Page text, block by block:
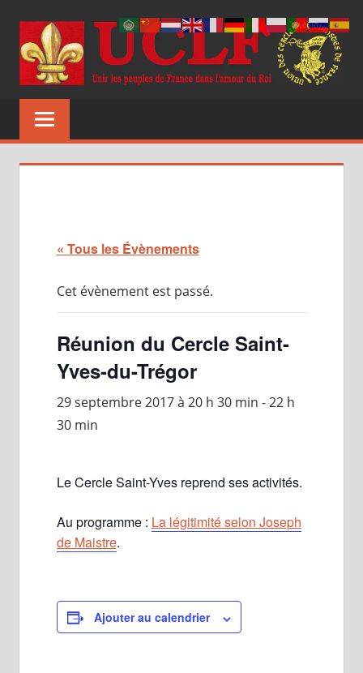
contenu
Unir
de
« Tous les Évènements
Cet évènement est passé.
Réunion du Cercle Saint-
Yves-du-Trégor
29 septembre 2017 à 20 h 30 min -22 h
30 min
Le Cercle Saint-Yves reprend ses activités.
Au programme : La légitimité selon Joseph
de Maistre.
Ajouter au calendrier